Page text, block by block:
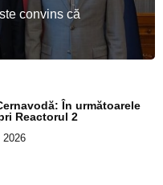
convins că
În următoarele
Reactorul 2
2026